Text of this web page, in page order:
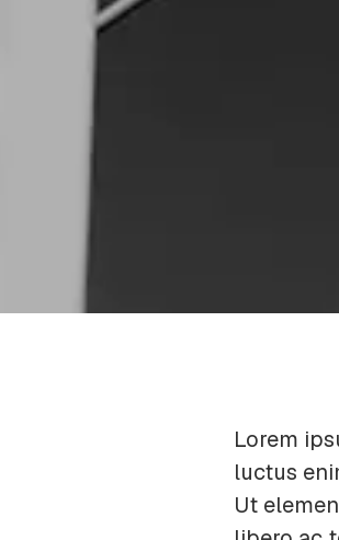
Lorem
luctus
Ut